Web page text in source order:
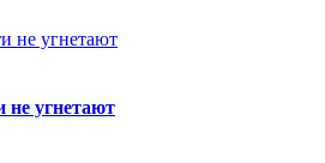
не угнетают